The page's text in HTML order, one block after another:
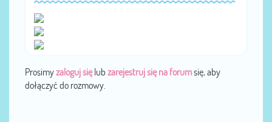
Prosimyzaloguj sięlub zarejestruj się na forumsię, aby
dołączyć do rozmowy.